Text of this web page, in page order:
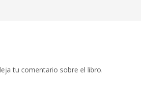
tu comentario sobre el libro.